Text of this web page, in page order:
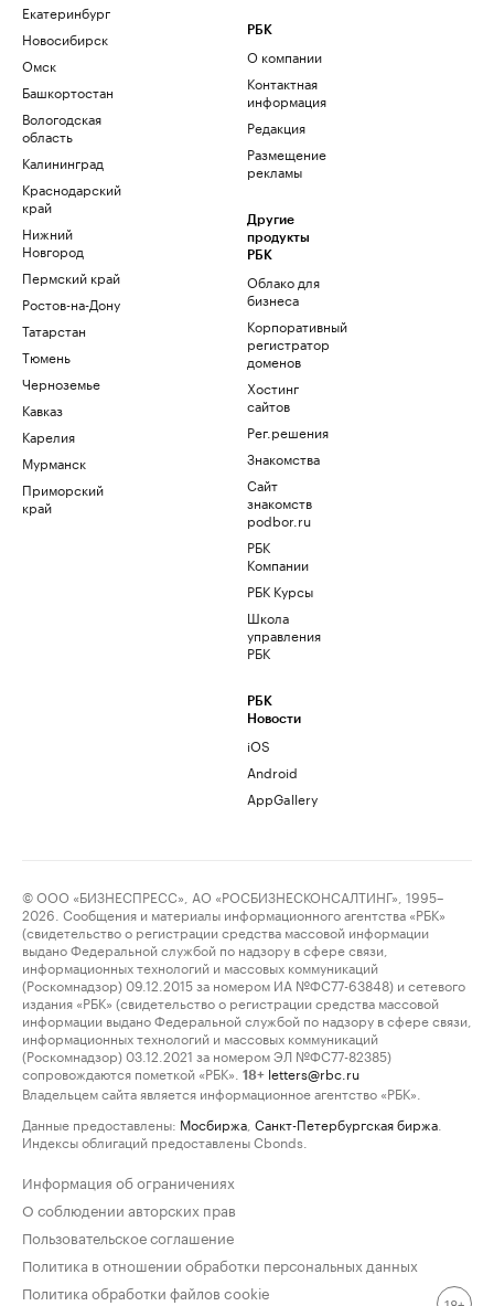
Екатеринбург
Новосибирск
Омск
Башкортостан
Вологодская
область
Калининград
Краснодарский
край
Нижний
Новгород
Пермский край
Ростов-на-Дону
Татарстан
Тюмень
Черноземье
Кавказ
Карелия
Мурманск
Приморский
край
РБК
О компании
Контактная
информация
Редакция
Размещение
рекламы
Другие
продукты
РБК
Облако для
бизнеса
Корпоративный
регистратор
доменов
Хостинг
сайтов
Рег.решения
Знакомства
Сайт
знакомств
podbor.ru
РБК
Компании
РБК Курсы
Школа
управления
РБК
РБК
Новости
iOS
Android
AppGallery
© ООО «БИЗНЕСПРЕСС», АО «РОСБИЗНЕСКОНСАЛТИНГ», 1995–
2026. Сообщения и материалы информационного агентства «РБК»
(свидетельство о регистрации средства массовой информации
выдано Федеральной службой по надзору в сфере связи,
информационных технологий и массовых коммуникаций
(Роскомнадзор) 09.12.2015 за номером ИА №ФС77-63848) и сетевого
издания «РБК» (свидетельство о регистрации средства массовой
информации выдано Федеральной службой по надзору в сфере связи,
информационных технологий и массовых коммуникаций
(Роскомнадзор) 03.12.2021 за номером ЭЛ №ФС77-82385)
сопровождаются пометкой «РБК».
18+ letters@rbc.ru
Владельцем сайта является информационное агентство «РБК».
Данные предоставлены: Мосбиржа Санкт-Петербургская биржа
Индексы облигаций предоставлены Cbonds.
Информация об ограничениях
О соблюдении авторских прав
Пользовательское соглашение
Политика в отношении обработки персональных данных
Политика обработки файлов cookie